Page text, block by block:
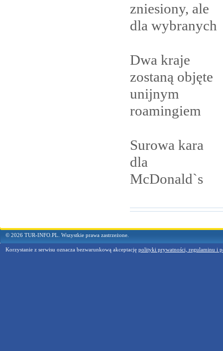
zniesiony, ale
dla wybranych
Dwa kraje
zostaną objęte
unijnym
roamingiem
Surowa kara
dla
McDonald`s
© 2026 TUR-INFO.PL. Wszystkie prawa zastrzeżone.
Korzystanie z serwisu oznacza bezwarunkową akceptację polityki prywatności, regulaminu i